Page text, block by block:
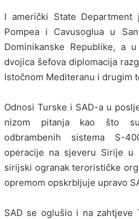
I američki State
Pompea i Cavusoglua u
Dominikanske Republike, a
dvojica šefova diplomacija
Istočnom Mediteranu i drugim
Odnosi Turske i SAD-a u
nizom pitanja kao što
odbrambenih sistema S-
operacije na sjeveru Sirije u
sirijski ogranak terorističke
opremom opskrbljuje upravo
SAD se oglušio i na zahtjeve